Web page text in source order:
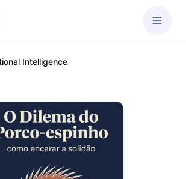
Intelligence